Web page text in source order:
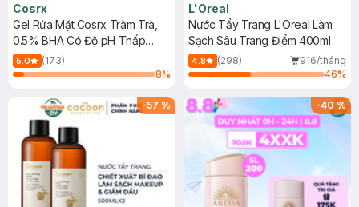
Cosrx
Gel Rửa Mặt Cosrx Tràm Trà,
0.5% BHA Có Độ pH Thấp
150ml
5.0
(173)
8%
L'Oreal
Nước Tẩy Trang L'Oreal Làm
Sạch Sâu Trang Điểm 400ml
4.8 (298)
916/tháng
46%
-57 % -40%